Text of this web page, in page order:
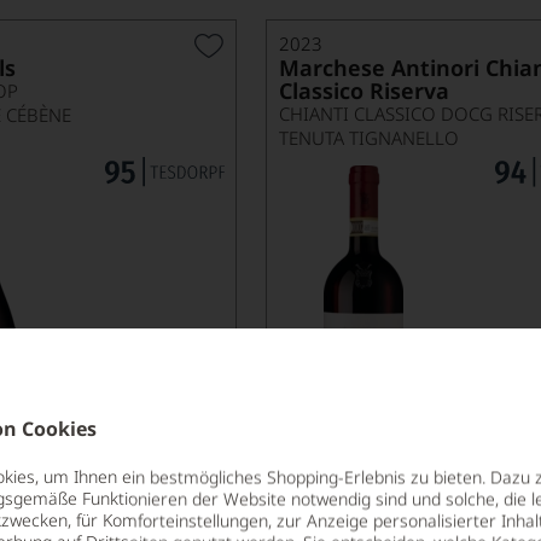
Cookies
um Ihnen ein bestmögliches Shopping-Erlebnis zu bieten. Dazu
Funktionieren der Website notwendig sind und solche, die
für Komforteinstellungen, zur Anzeige personalisierter
Lebensmittel­angaben
2023
Marchese Antinori
Classico Riserva
CHIANTI CLASSICO DOCG
TENUTA TIGNANELLO